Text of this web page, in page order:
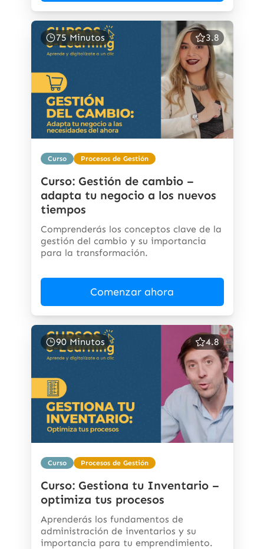
75 Minutos 3.8
Curso Procesos de Gestión
Curso: Gestión de cambio –
adapta tu negocio a los nuevos
tiempos
Comprenderás los conceptos clave de la
gestión del cambio y su importancia
para la transformación.
Comenzar ahora
90 Minutos 4.8
Curso Procesos de Gestión
Curso: Gestiona tu Inventario –
optimiza tus procesos
Aprenderás los fundamentos de
administración de inventarios y su
importancia para tu emprendimiento.